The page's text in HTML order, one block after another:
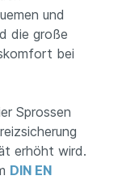
und
die große
bei
Sprossen
erhöht wird.
DIN EN